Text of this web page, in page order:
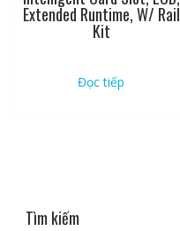
Extended Runtime, W/ Rail
Kit
Đọc tiếp
Tìm kiếm